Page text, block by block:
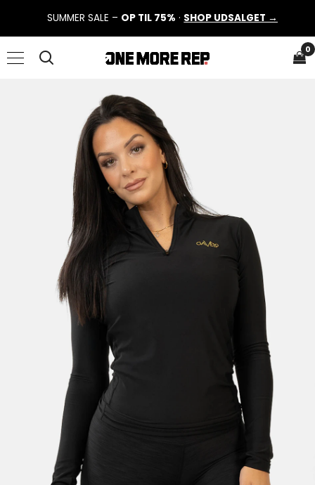
SUMMER SALE – OP TIL 75% · SHOP UDSALGET →
0